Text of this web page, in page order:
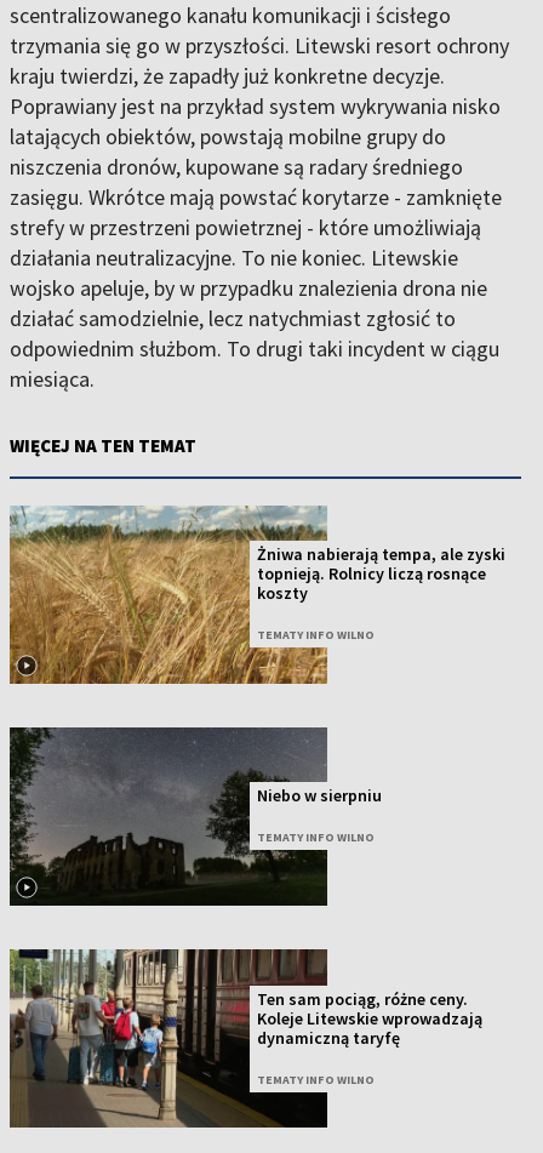
scentralizowanego kanału komunikacji i ścisłego
trzymania się go w przyszłości. Litewski resort ochrony
kraju twierdzi, że zapadły już konkretne decyzje.
Poprawiany jest na przykład system wykrywania nisko
latających obiektów, powstają mobilne grupy do
niszczenia dronów, kupowane są radary średniego
zasięgu. Wkrótce mają powstać korytarze - zamknięte
strefy w przestrzeni powietrznej - które umożliwiają
działania neutralizacyjne. To nie koniec. Litewskie
wojsko apeluje, by w przypadku znalezienia drona nie
działać samodzielnie, lecz natychmiast zgłosić to
odpowiednim służbom. To drugi taki incydent w ciągu
miesiąca.
WIĘCEJ NA TEN TEMAT
Żniwa nabierają tempa, ale zyski
topnieją. Rolnicy liczą rosnące
koszty
TEMATY INFO WILNO
Niebo w sierpniu
TEMATY INFO WILNO
Ten sam pociąg, różne ceny.
Koleje Litewskie wprowadzają
dynamiczną taryfę
TEMATY INFO WILNO